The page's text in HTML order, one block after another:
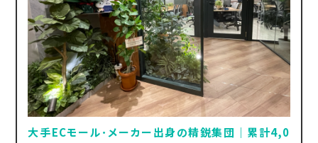
大手ECモール･メーカー出身の精鋭集団｜累計4,0